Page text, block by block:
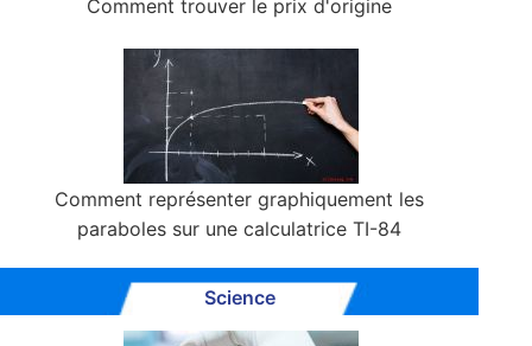
Comment trouver le prix d'origine
Comment représenter graphiquement les
paraboles sur une calculatrice TI-84
Science